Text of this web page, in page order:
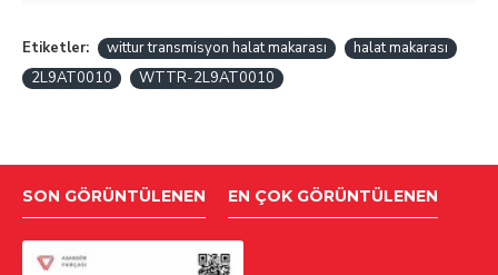
Etiketler: wittur transmisyon halat makarası
halat makarası
2L9AT0010
WTTR-2L9AT0010
SON GÖRÜNTÜLENEN EN ÇOK GÖRÜNTÜLENEN